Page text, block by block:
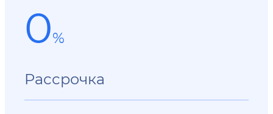
0%
Рассрочка